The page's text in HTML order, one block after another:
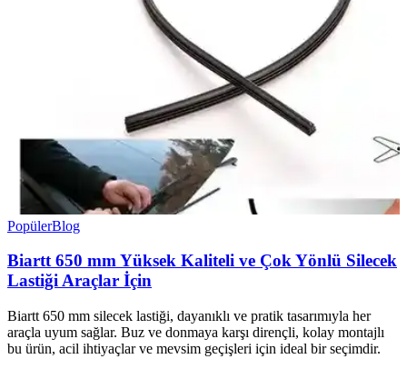
PopülerBlog
Biartt 650 mm Yüksek Kaliteli ve Çok Yönlü Silecek
Lastiği Araçlar İçin
Biartt 650 mm silecek lastiği, dayanıklı ve pratik tasarımıyla her
araçla uyum sağlar. Buz ve donmaya karşı dirençli, kolay montajlı
bu ürün, acil ihtiyaçlar ve mevsim geçişleri için ideal bir seçimdir.